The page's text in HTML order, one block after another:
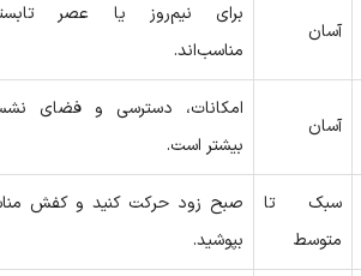
آسان
برای نیم‌روز یا عصر
مناسب‌اند.
آسان
امکانات، دسترسی و فضای
بیشتر است.
سبک تا
متوسط
صبح زود حرکت کنید و کفش
بپوشید.